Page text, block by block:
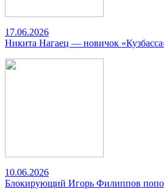
17.06.2026
Никита Нагаец — новичок
10.06.2026
Блокирующий Игорь Филиппов